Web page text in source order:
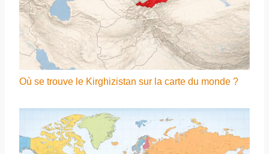
Où se trouve le Kirghizistan sur la carte du monde ?